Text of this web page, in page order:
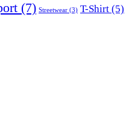
(7) Streetwear (3) T-Shirt (5)